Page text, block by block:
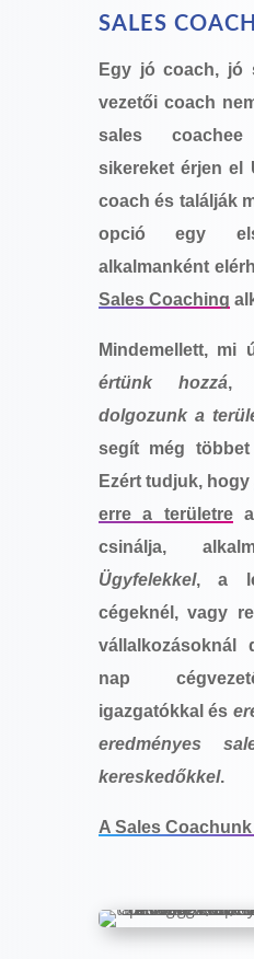
SALES
Egy jó coach, jó
vezetői coach
sales
sikereket érjen el
coach és találják
opció egy
alkalmanként
Sales Coaching
Mindemellett, mi
értünk hozzá,
dolgozunk a
segít még
Ezért tudjuk, hogy
erre a területre
csinálja,
Ügyfelekkel, a
cégeknél, vagy
vállalkozásoknál
nap
igazgatókkal és
eredményes
kereskedőkkel.
A Sales